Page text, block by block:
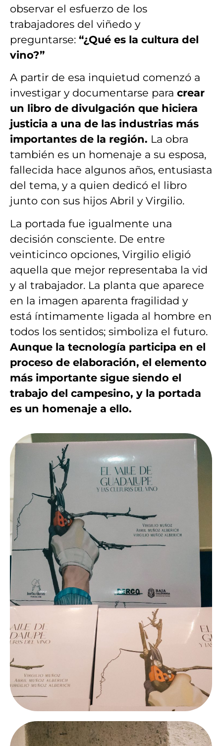
observar el esfuerzo de los
trabajadores del viñedo y
preguntarse: “¿Qué es la cultura del
vino?”
A partir de esa inquietud comenzó a
investigar y documentarse para crear
un libro de divulgación que hiciera
justicia a una de las industrias más
importantes de la región. La obra
también es un homenaje a su esposa,
fallecida hace algunos años, entusiasta
del tema, y a quien dedicó el libro
junto con sus hijos Abril y Virgilio.
La portada fue igualmente una
decisión consciente. De entre
veinticinco opciones, Virgilio eligió
aquella que mejor representaba la vid
y al trabajador. La planta que aparece
en la imagen aparenta fragilidad y
está íntimamente ligada al hombre en
todos los sentidos; simboliza el futuro.
Aunque la tecnología participa en el
proceso de elaboración, el elemento
más importante sigue siendo el
trabajo del campesino, y la portada
es un homenaje a ello.